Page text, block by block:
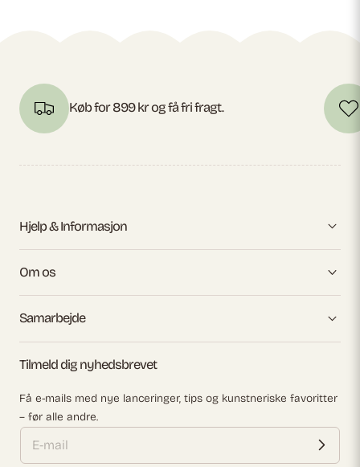
Køb for 899 kr og få fri fragt.
Hjelp & Informasjon
Om os
Samarbejde
Tilmeld dig nyhedsbrevet
Få e-mails med nye lanceringer, tips og kunstneriske favoritter
– før alle andre.